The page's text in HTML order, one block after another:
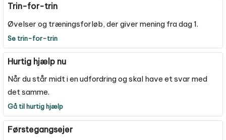
Trin-for-trin
Øvelser og træningsforløb, der giver mening fra dag 1.
Se trin-for-trin
Hurtig hjælp nu
Når du står midt i en udfordring og skal have et svar med
det samme.
Gå til hurtig hjælp
Førstegangsejer